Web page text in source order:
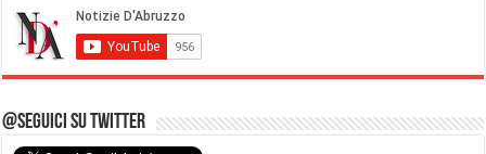
@Seguici su Twitter